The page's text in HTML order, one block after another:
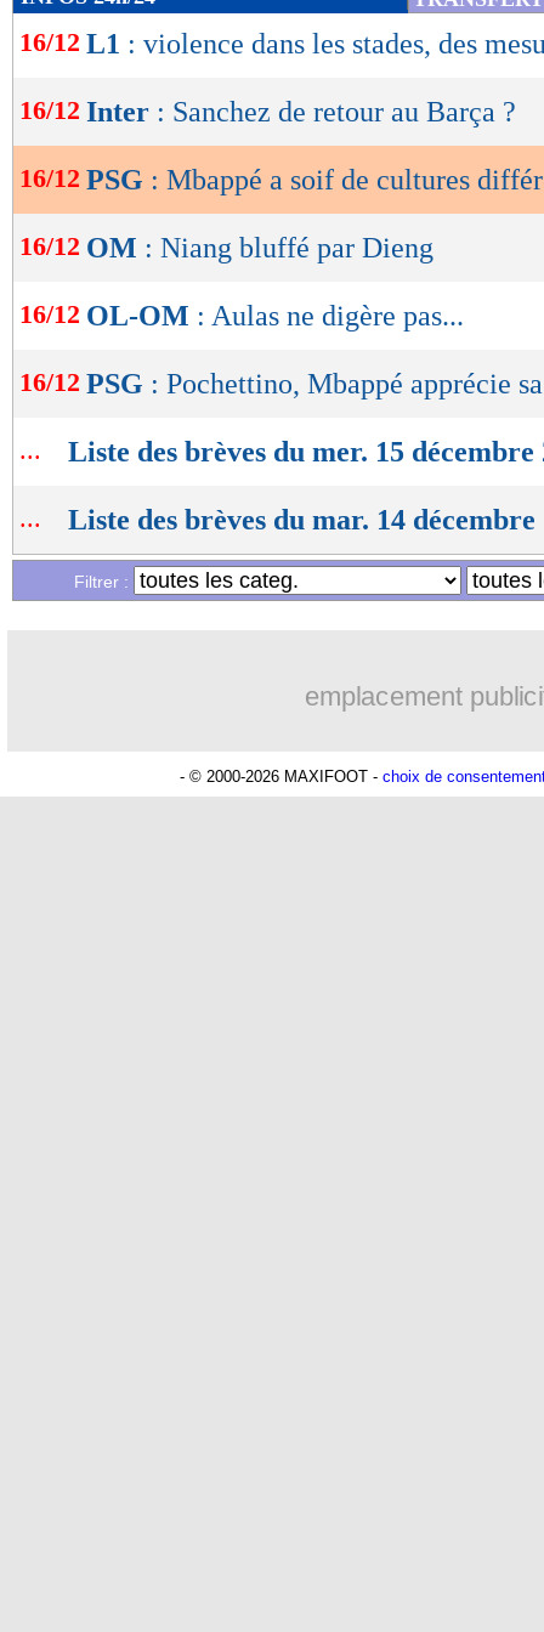
de
lecture
OK
16/12 L1 : violence dans les stades, des
16/12 Inter : Sanchez de retour au Barça ?
16/12 PSG : Mbappé a soif de cultures
16/12 OM : Niang bluffé par Dieng
16/12 OL-OM : Aulas ne digère pas...
16/12 PSG : Pochettino, Mbappé apprécie
... Liste des brèves du mer. 15 décembre
... Liste des brèves du mar. 14 décembre
Filtrer :
emplacement
- © 2000-2026 MAXIFOOT - choix de